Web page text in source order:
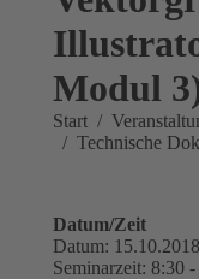
Modul
Sie befinden sich
Start
Technische
Datum/Zeit
Datum:
Seminarzeit: 8:30